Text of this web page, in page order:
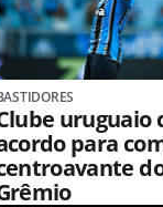
uruguaio
para